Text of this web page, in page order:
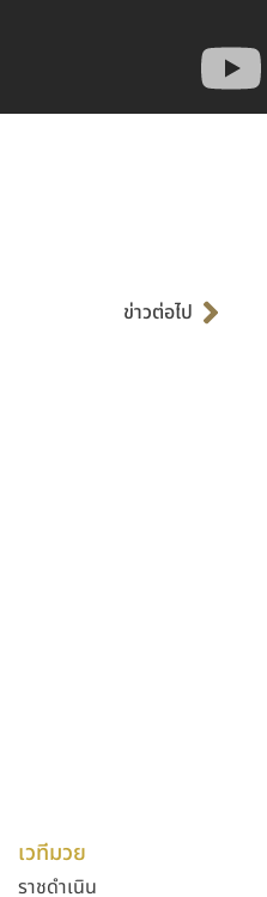
ข่าวต่อไป
เวทีมวย
ราชดำเนิน